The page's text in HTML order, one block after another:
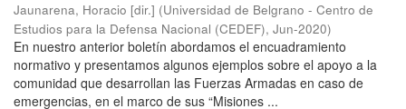
Jaunarena, Horacio [dir.] (Universidad de Belgrano - Centro de
Estudios para la Defensa Nacional (CEDEF), Jun-2020)
En nuestro anterior boletín abordamos el encuadramiento
normativo y presentamos algunos ejemplos sobre el apoyo a la
comunidad que desarrollan las Fuerzas Armadas en caso de
emergencias, en el marco de sus “Misiones ...